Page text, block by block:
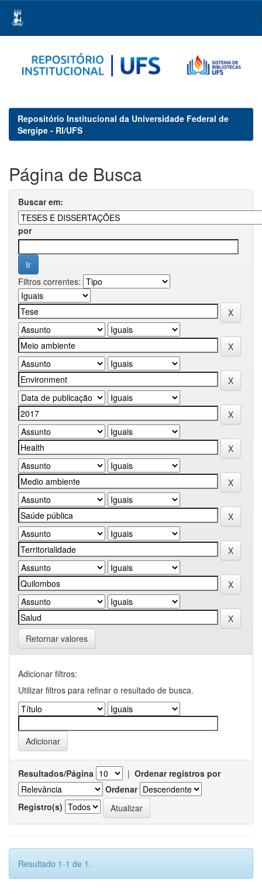
navigation
Repositório Institucional da Universidade Federal de
Sergipe - RI/UFS
Página de Busca
Buscar em:
por
Filtros correntes:
Retornar valores
Adicionar filtros:
Utilizar filtros para refinar o resultado de busca.
Resultados/Página | Ordenar registros por
Ordenar
Registro(s)
Resultado 1-1 de 1.